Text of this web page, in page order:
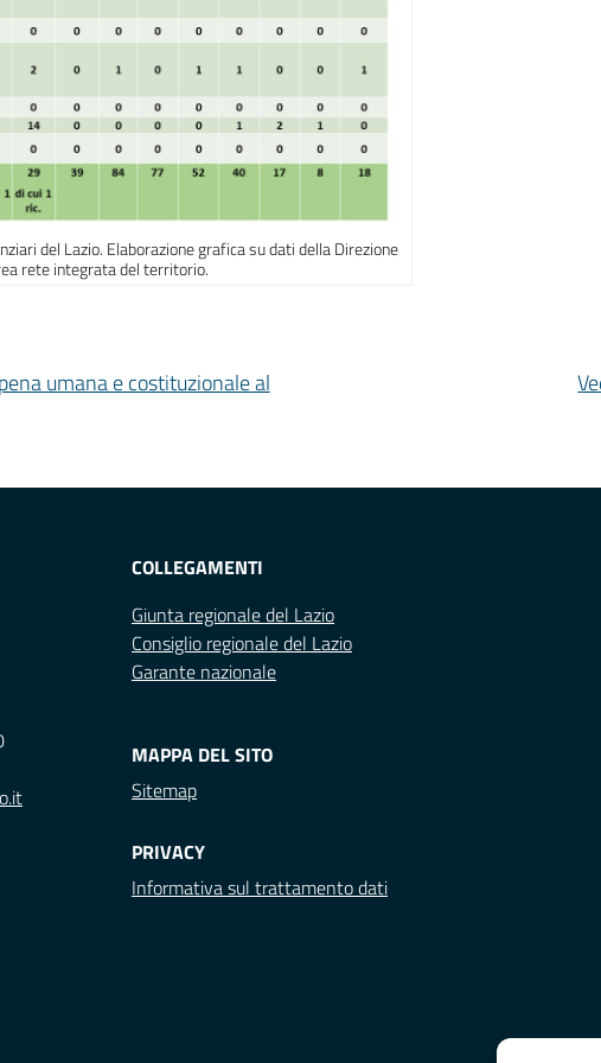
del Lazio. Elaborazione grafica su dati della Direzione
rete integrata del territorio.
umana e costituzionale al
COLLEGAMENTI
Giunta regionale del Lazio
Consiglio regionale del Lazio
Garante nazionale
MAPPA DEL SITO
Sitemap
PRIVACY
Informativa sul trattamento dati